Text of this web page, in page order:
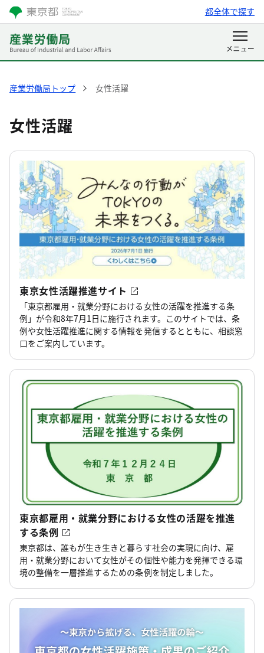
都全体で探す
産業労働局トップ 女性活躍
女性活躍
東京女性活躍推進サイト
「東京都雇用・就業分野における女性の活躍を推進する条
例」が令和8年7月1日に施行されます。このサイトでは、条
例や女性活躍推進に関する情報を発信するとともに、相談窓
口をご案内しています。
東京都雇用・就業分野における女性の活躍を推進
する条例
東京都は、誰もが生き生きと暮らす社会の実現に向け、雇
用・就業分野において女性がその個性や能力を発揮できる環
境の整備を一層推進するための条例を制定しました。